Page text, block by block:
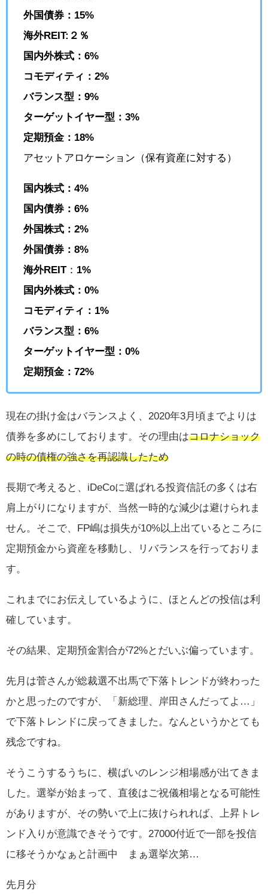
外国債券：15%
海外REIT:２％
国内外株式：6%
コモディティ：2%
バランス型：9%
ターゲットイヤー型：3%
定期預金：18%
アセットアロケーション（保有資産に対する）
国内株式：4%
国内債券：6%
外国株式：2%
外国債券：8%
海外REIT： 1%
国内外株式：0%
コモディティ：1%
バランス型：6%
ターゲットイヤー型：0%
定期預金：72%
現在の掛け金はバランスよく、2020年3月頃までよりは
債券を多めにしております。その理由はコロナショック
の時の債権の強さを再認識したため
長期で考えると、iDeCoに選ばれる投資信託の多くは右
肩上がりになりますが、当然一時的な減少は避けられま
せん。そこで、FP嶋は損失が10%以上出ているところに
定期預金から資産を移動し、リバランスを行っておりま
す。
これまでにお伝えしているように、ほとんどの投信は利
確しています。
その結果、定期預金割合が72%とだいぶ偏っています。
先月は菅さんが総裁選不出馬で下落トレンドが終わった
かと思ったのですが、「新総理、岸田さんだってよ…」
で下落トレンドに戻ってきました。なんというかとても
残念ですね。
そうこうするうちに、横ばいのレンジ相場感が出てきま
した。選挙が始まって、直後はご祝儀相場となる可能性
がありますが、その勢いで上に抜けられれば、上昇トレ
ンド入りが意識できそうです。27000付近で一部を投信
に移そうかなぁと計画中 まぁ選挙次第…
先月分